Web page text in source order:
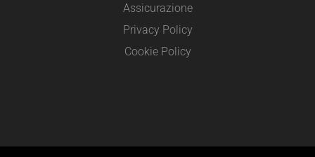
Assicurazione
Privacy Policy
Cookie Policy